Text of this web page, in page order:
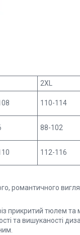
2XL
110-114
88-102
112-116
романтичного
прикритий тюлем
та вишуканості